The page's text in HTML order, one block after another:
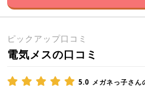
ピックアップ口コミ
電気メスの口コミ
5.0 メガネっ子さん